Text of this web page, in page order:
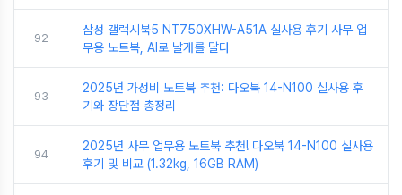
92
삼성 갤럭시북5 NT750XHW-A51A 실사용 후기 사무 업
무용 노트북, AI로 날개를 달다
93
2025년 가성비 노트북 추천: 다오북 14-N100 실사용 후
기와 장단점 총정리
94
2025년 사무 업무용 노트북 추천! 다오북 14-N100 실사용
후기 및 비교 (1.32kg, 16GB RAM)